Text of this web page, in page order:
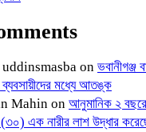
on ভবানীগঞ্জ
ব্যবসায়ীদের মধ্যে আতঙ্ক
Mahin on আনুমানিক ২
(৩০) এক নারীর লাশ উদ্ধার